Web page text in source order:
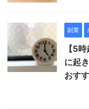
副業
【5
に起
おすす